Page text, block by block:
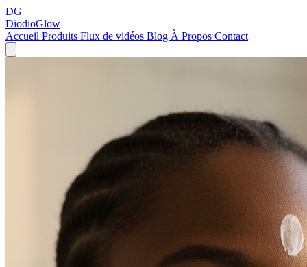
DG
DiodioGlow
Accueil Produits Flux de vidéos Blog À Propos Contact